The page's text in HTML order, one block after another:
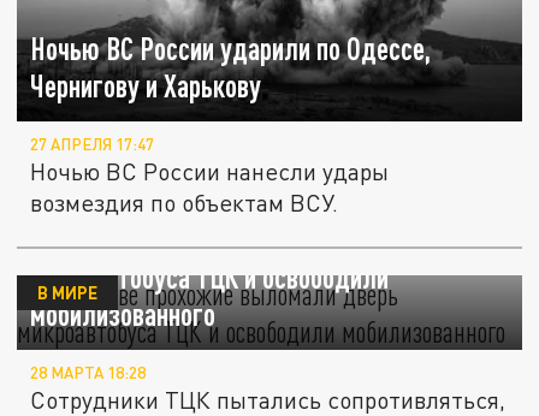
Ночью ВС России ударили по Одессе,
Чернигову и Харькову
27 АПРЕЛЯ 17:47
Ночью ВС России нанесли удары
возмездия по объектам ВСУ.
В Харькове прохожие выломали дверь
микроавтобуса ТЦК и освободили
мобилизованного
В МИРЕ
28 МАРТА 18:28
Сотрудники ТЦК пытались сопротивляться,